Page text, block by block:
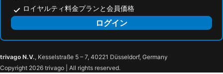
ロイヤルティ料金プランと会員価格
ログイン
trivago N.V., Kesselstraße 5 – 7, 40221 Düsseldorf, Germany
Copyright 2026 trivago | All rights reserved.